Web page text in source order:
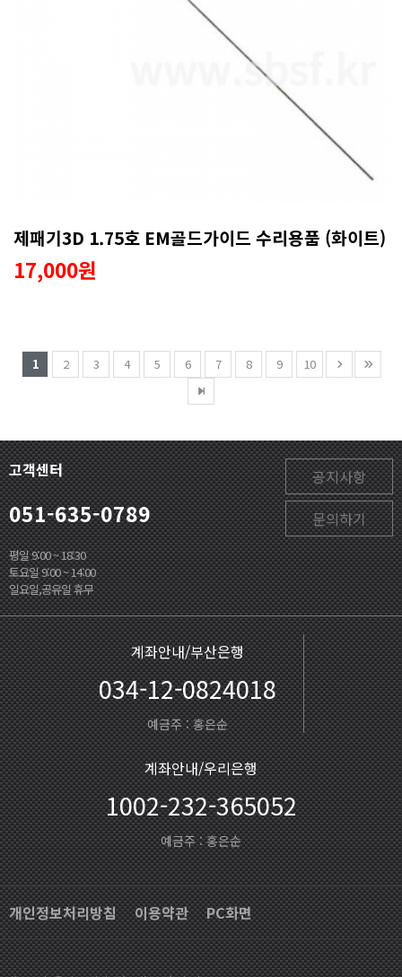
제패기3D 1.75호 EM골드가이드 수리용품 (화이트)
17,000원
1 2 3 4 5 6 7 8 9 10
고객센터
051-635-0789
평일 9:00 ~ 18:30
토요일 9:00 ~ 14:00
일요일,공유일 휴무
공지사항
문의하기
계좌안내/부산은행
034-12-0824018
예금주 : 홍은순
계좌안내/우리은행
1002-232-365052
예금주 : 홍은순
개인정보처리방침 이용약관 PC화면